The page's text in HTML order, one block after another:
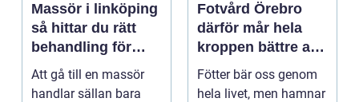
Massör i linköping
så hittar du rätt
behandling för
kropp och knopp
Att gå till en massör
handlar sällan bara
Fotvård Örebro
därför mår hela
kroppen bättre av
friska fötter
Fötter bär oss genom
hela livet, men hamnar